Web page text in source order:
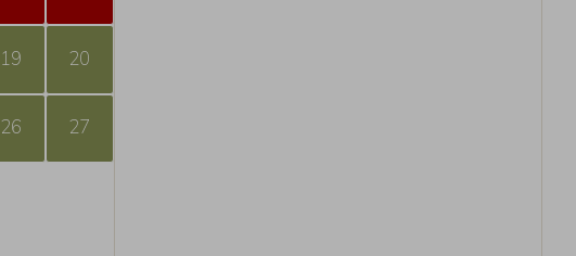
19 20
26 27